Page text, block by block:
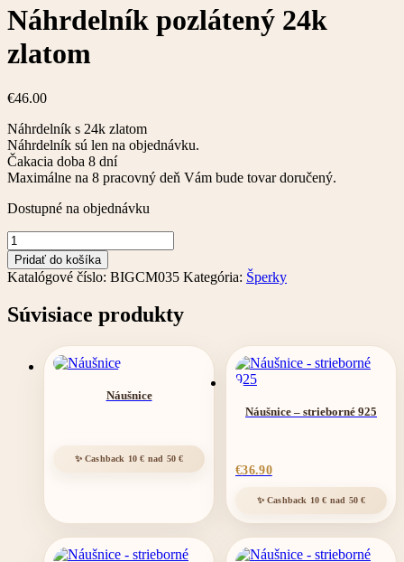
Náhrdelník pozlátený 24k
zlatom
€46.00
Náhrdelník s 24k zlatom
Náhrdelník sú len na objednávku.
Čakacia doba 8 dní
Maximálne na 8 pracovný deň Vám bude tovar doručený.
Dostupné na objednávku
množstvo
Náhrdelník
pozlátený
24k
zlatom
Pridať do košíka
Katalógové číslo: BIGCM035 Kategória: Šperky
Súvisiace produkty
Náušnice
Náušnice – strieborné 925
€36.90